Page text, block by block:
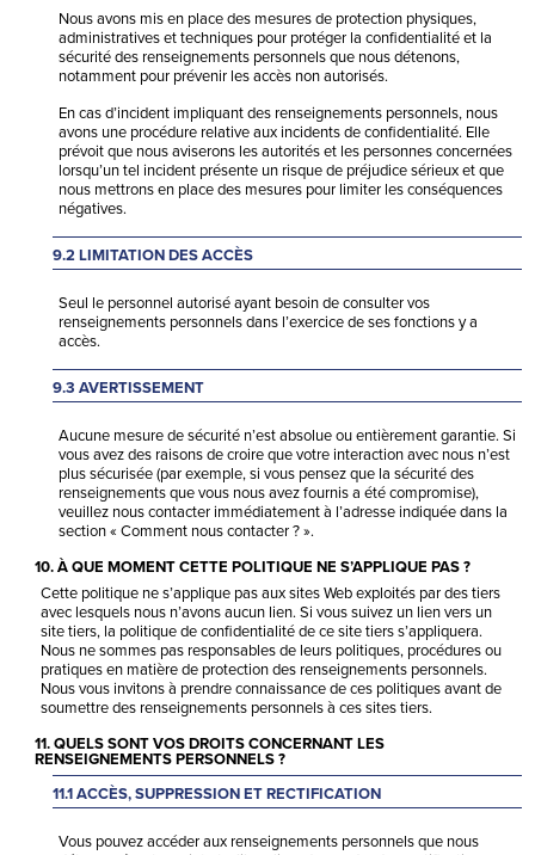
Nous avons mis en place des mesures de protection physiques,
administratives et techniques pour protéger la confidentialité et la
sécurité des renseignements personnels que nous détenons,
notamment pour prévenir les accès non autorisés.
En cas d’incident impliquant des renseignements personnels, nous
avons une procédure relative aux incidents de confidentialité. Elle
prévoit que nous aviserons les autorités et les personnes concernées
lorsqu’un tel incident présente un risque de préjudice sérieux et que
nous mettrons en place des mesures pour limiter les conséquences
négatives.
9.2 LIMITATION DES ACCÈS
Seul le personnel autorisé ayant besoin de consulter vos
renseignements personnels dans l’exercice de ses fonctions y a
accès.
9.3 AVERTISSEMENT
Aucune mesure de sécurité n’est absolue ou entièrement garantie. Si
vous avez des raisons de croire que votre interaction avec nous n’est
plus sécurisée (par exemple, si vous pensez que la sécurité des
renseignements que vous nous avez fournis a été compromise),
veuillez nous contacter immédiatement à l’adresse indiquée dans la
section « Comment nous contacter ? ».
10. À QUE MOMENT CETTE POLITIQUE NE S’APPLIQUE PAS ?
Cette politique ne s’applique pas aux sites Web exploités par des tiers
avec lesquels nous n’avons aucun lien. Si vous suivez un lien vers un
site tiers, la politique de confidentialité de ce site tiers s’appliquera.
Nous ne sommes pas responsables de leurs politiques, procédures ou
pratiques en matière de protection des renseignements personnels.
Nous vous invitons à prendre connaissance de ces politiques avant de
soumettre des renseignements personnels à ces sites tiers.
11. QUELS SONT VOS DROITS CONCERNANT LES
RENSEIGNEMENTS PERSONNELS ?
11.1 ACCÈS, SUPPRESSION ET RECTIFICATION
Vous pouvez accéder aux renseignements personnels que nous